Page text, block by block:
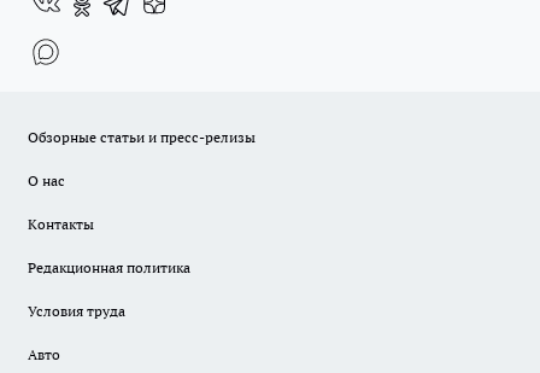
Обзорные статьи и пресс-релизы
О нас
Контакты
Редакционная политика
Условия труда
Авто